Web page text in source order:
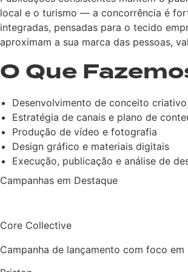
local e o turismo — a concorrência é
integradas, pensadas para o tecido
aproximam a sua marca das pessoas,
O Que
Desenvolvimento de conceito criativo
Estratégia de canais e plano de
Produção de vídeo e fotografia
Design gráfico e materiais digitais
Execução, publicação e análise de
Campanhas em Destaque
Core Collective
Campanha de lançamento com foco